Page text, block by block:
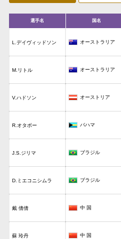
選手名 国名
L.デイヴィッドソン オーストラリア
M.リトル オーストラリア
V.ハドソン オーストリア
R.オタボー バハマ
J.S.ジリマ ブラジル
D.ミエコニシムラ ブラジル
戴 倩倩 中 国
蘇 玲丹 中 国